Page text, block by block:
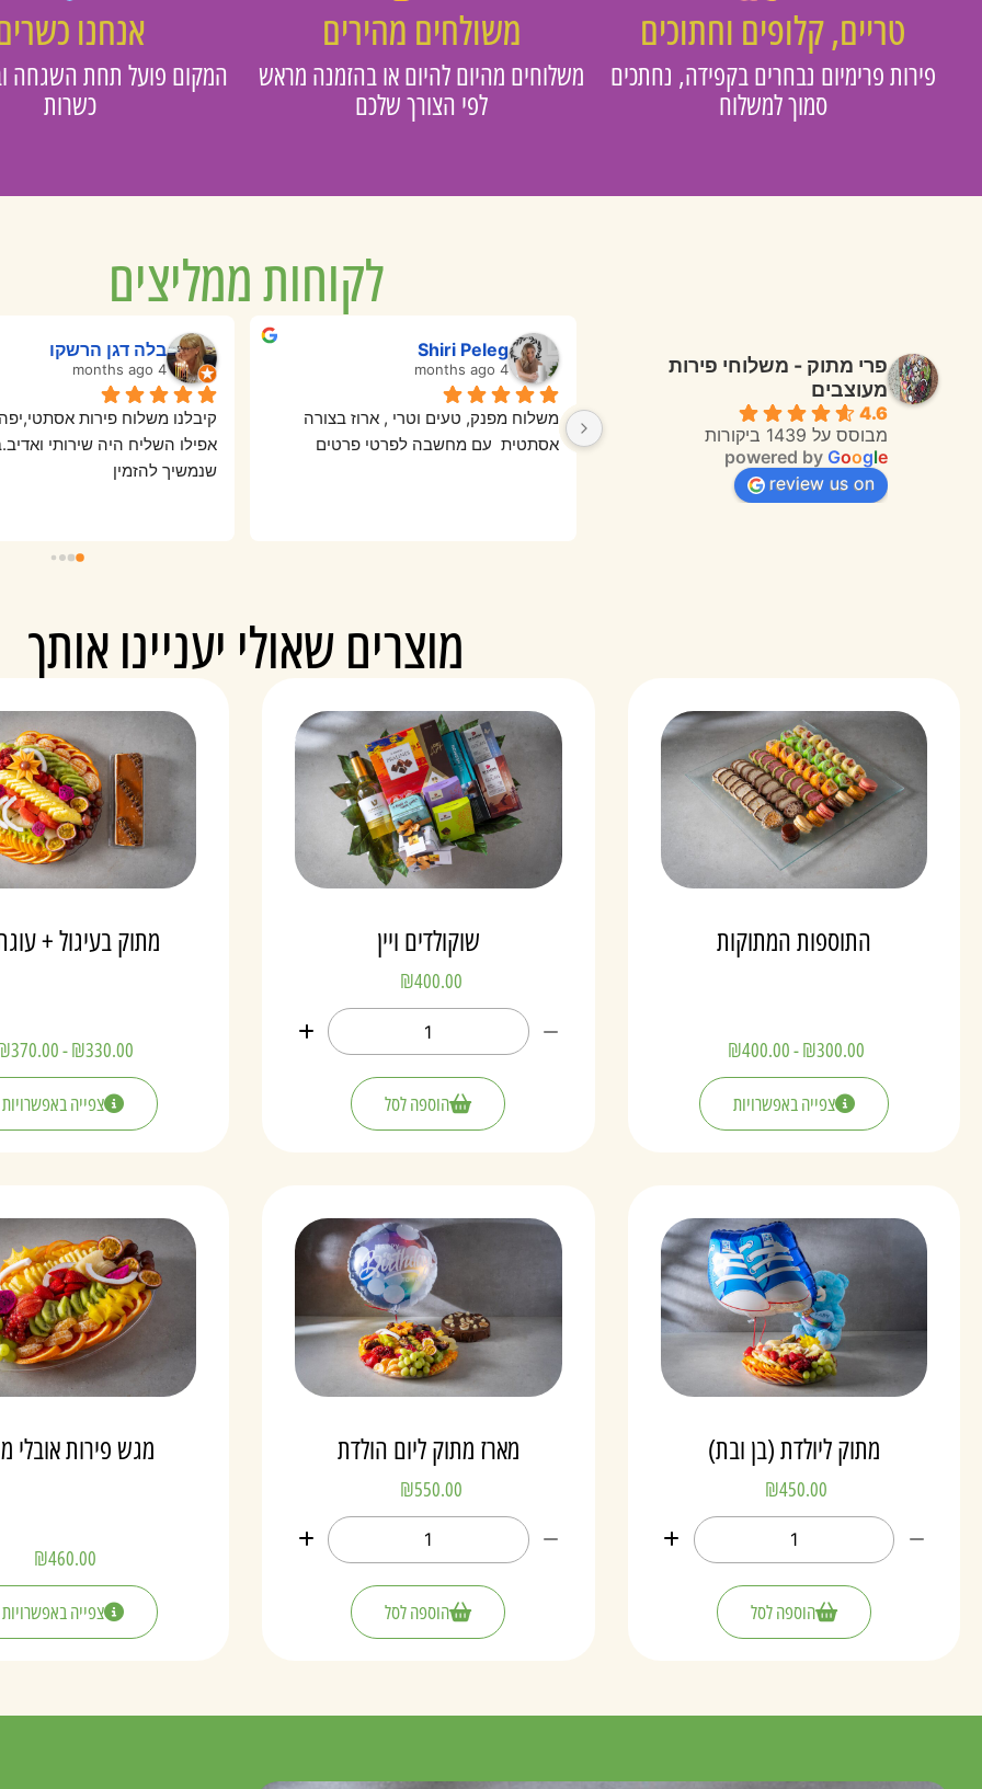
טריים, קלופים וחתוכים
פירות פרימיום נבחרים בקפידה, נחתכים
סמוך למשלוח
משולחים מהירים
משלוחים מהיום להיום או בהזמנה מראש
לפי הצורך שלכם
אנחנו
המקום פועל תחת השגחה
כשרות
לקוחות ממליצים
פרי מתוק - משלוחי פירות
מעוצבים
4.6
מבוסס על 1439 ביקורות
powered by Google
review us on
7 months ago
שרות מעולה תודה רבה
Ronya levy
7 months ago
שירות מהיר ונוח להזמנה, תודה רבה
אופירה סבן
7 months ago
מרוצה
מוצרים שאולי יעניינו אותך
התוספות המתוקות
₪300.00
-
₪400.00
צפייה באפשרויות
שוקולדים ויין
₪400.00
הוספה לסל
מתוק בעיגול +
₪330.00
-
370.00
צפייה באפשרויות
מתוק ליולדת (בן ובת)
₪450.00
הוספה לסל
מארז מתוק ליום הולדת
₪550.00
הוספה לסל
מגש פירות אובלי
₪460.00
צפייה באפשרויות